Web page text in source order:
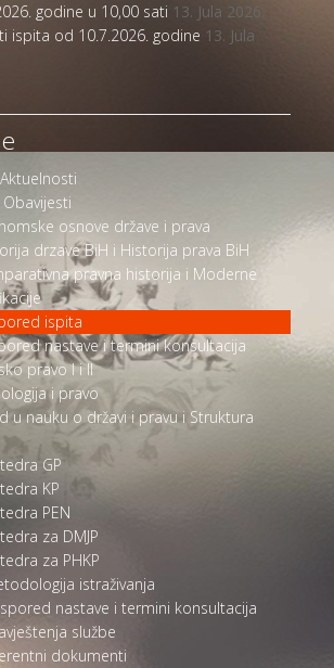
godine u 10,00 sati 13. Jula 2026.
ispita od 10.7.2026. godine 13. Jula
osnove države i prava
drzave BiH i Historija prava BiH
pravna historija i Moderne
ispita
nastave i termini konsultacija
pravo I i II
i pravo
u nauku o državi i pravu i Struktura
GP
KP
PEN
za DMJP
za PHKP
istraživanja
nastave i termini konsultacija
službe
dokumenti